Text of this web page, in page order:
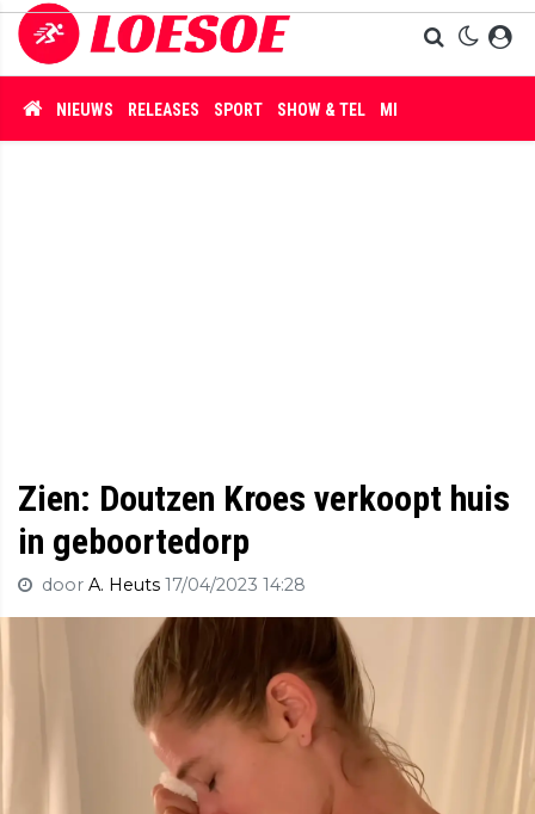
NIEUWS RELEASES SPORT SHOW & TEL MISDAAD
Zien: Doutzen Kroes verkoopt huis
in geboortedorp
door A. Heuts 17/04/2023 14:28